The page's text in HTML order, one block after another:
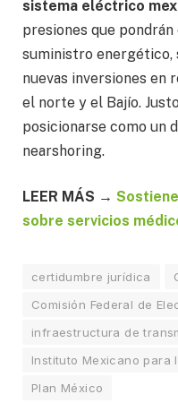
sistema eléctrico
presiones que
suministro energético,
nuevas inversiones en
el norte y el Bajío.
posicionarse como un
nearshoring.
LEER MÁS →
sobre servicios
certidumbre jurídica
Comisión Federal de
infraestructura de
Instituto Mexicano para
Plan México